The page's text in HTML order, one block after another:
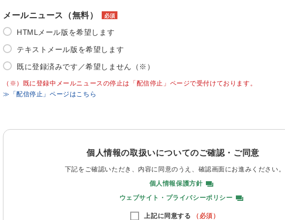
メールニュース（無料） 必須
HTMLメール版を希望します
テキストメール版を希望します
既に登録済みです／希望しません（※）
（※）既に登録中メールニュースの停止は「配信停止」ページで受付けております。
≫「配信停止」ページはこちら
個人情報の取扱いについてのご確認・ご同意
下記をご確認いただき、内容に同意のうえ、 確認画面にお進みください。
個人情報保護方針
ウェブサイト・プライバシーポリシー
上記に同意する （必須）